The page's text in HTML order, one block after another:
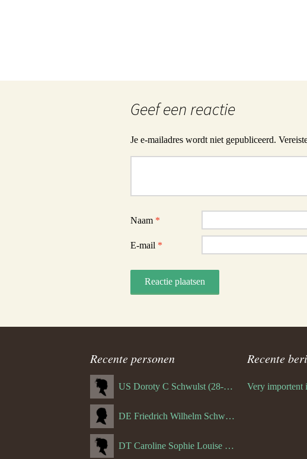
Schwulst
Geef een reactie
Je e-mailadres wordt niet gepubliceerd.
Naam *
E-mail *
Recente personen
US Doroty C Schwulst (28-12-1919)
DE Friedrich Wilhelm Schwulst
DT Caroline Sophie Louise Schreuder born Schwulst (13-05-1866)
Recente